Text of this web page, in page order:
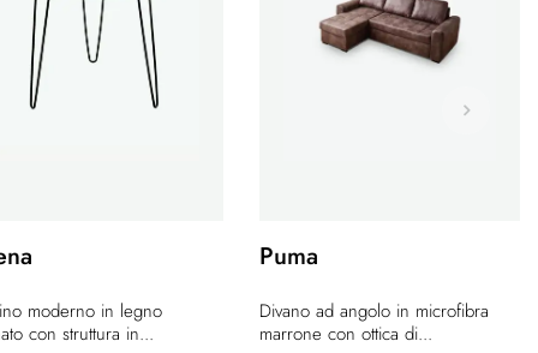
moderno in legno
con struttura in...
Puma
Divano ad angolo in microfibra
marrone con ottica di...